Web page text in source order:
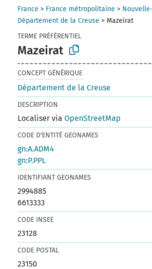
France > France métropolitaine >
Département de la Creuse > Mazeirat
TERME PRÉFÉRENTIEL
Mazeirat
CONCEPT GÉNÉRIQUE
Département de la Creuse
DESCRIPTION
Localiser viaOpenStreetMap
CODE D'ENTITÉ GEONAMES
gn:A.ADM4
gn:P.PPL
IDENTIFIANT GEONAMES
2994885
6613333
CODE INSEE
23128
CODE POSTAL
23150